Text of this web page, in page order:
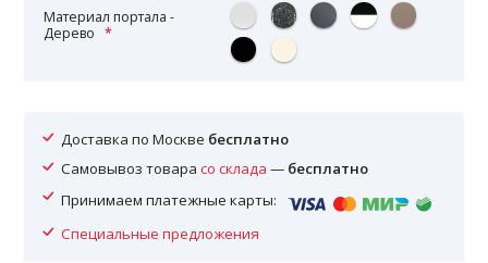
Материал портала -
Дерево
Доставка по Москве бесплатно
Самовывоз товарасо склада — бесплатно
Принимаем платежные карты:
Специальные предложения